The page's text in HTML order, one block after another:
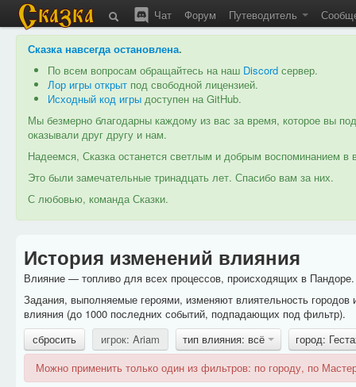
Чат Форум Путеводитель
Сказка навсегда остановлена.
По всем вопросам обращайтесь на наш Discord сервер.
Лор игры открыт под свободной лицензией.
Исходный код игры доступен на GitHub.
Мы безмерно благодарны каждому из вас за время, которое вы
оказывали друг другу и нам.
Надеемся, Сказка останется светлым и добрым воспоминанием
Это были замечательные тринадцать лет. Спасибо вам за них.
С любовью, команда Сказки.
История изменений влияния
Влияние — топливо для всех процессов, происходящих в
Задания, выполняемые героями, изменяют влиятельность
влияния (до 1000 последних событий, подпадающих под фильтр).
сбросить
игрок: Ariam тип влияния: всё
город:
Можно применить только один из фильтров: по городу, по